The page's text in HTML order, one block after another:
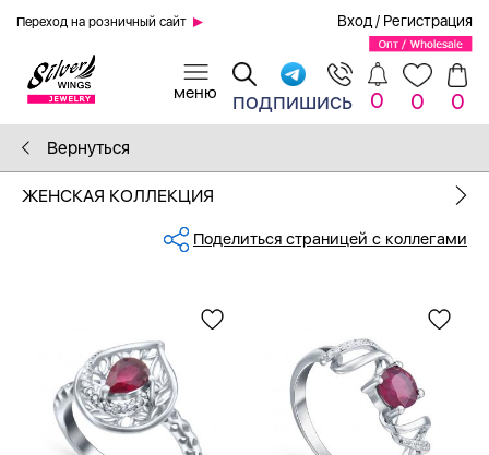
Переход на розничный сайт Вход / Регистрация
подпишись 0 0 0
Вернуться
ЖЕНСКАЯ КОЛЛЕКЦИЯ
Поделиться страницей с коллегами